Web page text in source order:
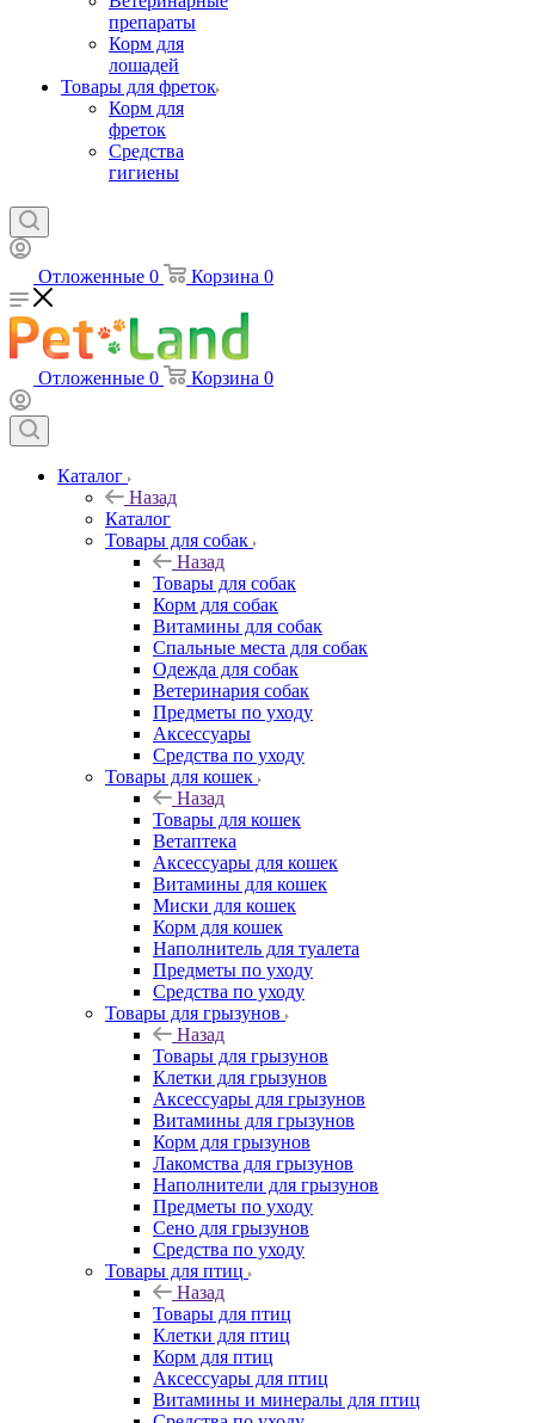
препараты
Корм для
лошадей
Товары для фреток
Корм для
фреток
Средства
гигиены
Отложенные 0 Корзина 0
Отложенные 0 Корзина 0
Каталог
Назад
Каталог
Товары для собак
Назад
Товары для собак
Корм для собак
Витамины для собак
Спальные места для собак
Одежда для собак
Ветеринария собак
Предметы по уходу
Аксессуары
Средства по уходу
Товары для кошек
Назад
Товары для кошек
Ветаптека
Аксессуары для кошек
Витамины для кошек
Миски для кошек
Корм для кошек
Наполнитель для туалета
Предметы по уходу
Средства по уходу
Товары для грызунов
Назад
Товары для грызунов
Клетки для грызунов
Аксессуары для грызунов
Витамины для грызунов
Корм для грызунов
Лакомства для грызунов
Наполнители для грызунов
Предметы по уходу
Сено для грызунов
Средства по уходу
Товары для птиц
Назад
Товары для птиц
Клетки для птиц
Корм для птиц
Аксессуары для птиц
Витамины и минералы для птиц